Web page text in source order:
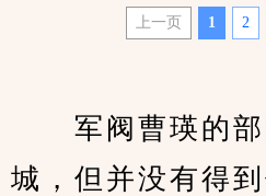
上一页 1 2
军阀曹瑛的部
城，但并没有得到